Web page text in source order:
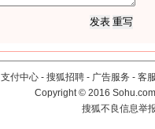
支付中心 - 搜狐招聘 - 广告服务 - 客
Copyright©2016
搜狐不良信息举